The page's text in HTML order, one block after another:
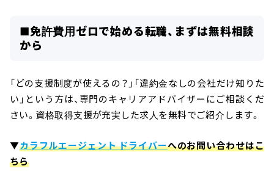
■免許費用ゼロで始める転職、まずは無料相談
から
「どの支援制度が使えるの？」「違約金なしの会社だけ知りた
い」という方は、専門のキャリアアドバイザーにご相談くだ
さい。資格取得支援が充実した求人を無料でご紹介します。
▼カラフルエージェント ドライバーへのお問い合わせはこ
ちら